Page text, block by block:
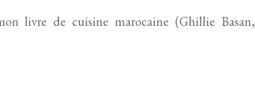
livre de cuisine marocaine (Ghillie Basan,